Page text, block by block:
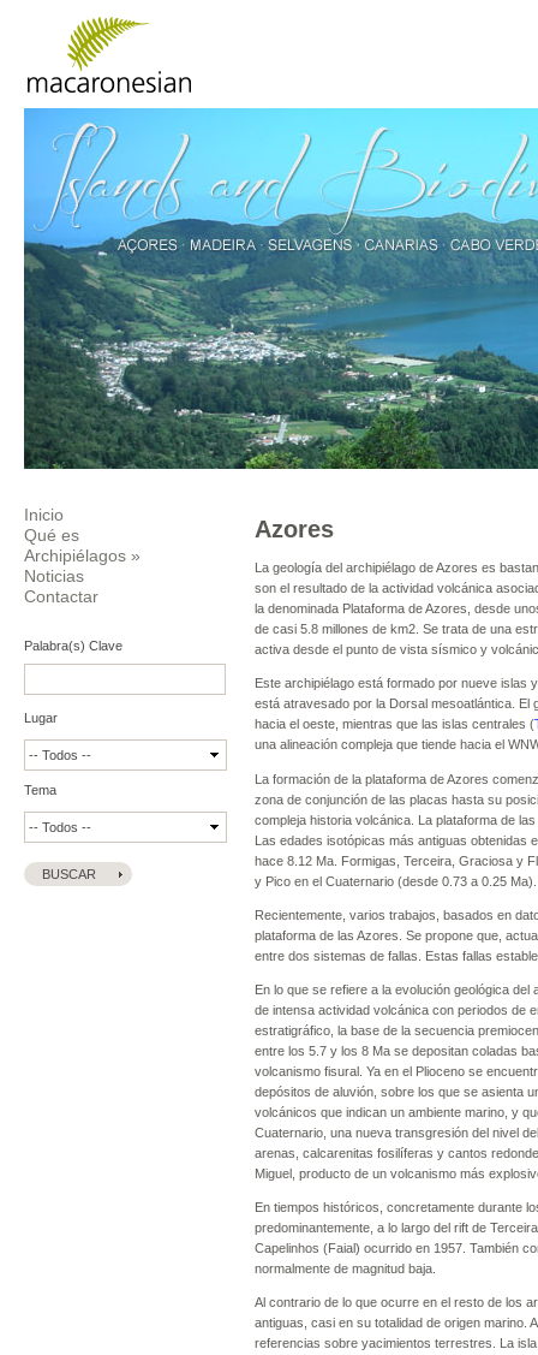
Inicio
Qué es
Archipiélagos »
Noticias
Contactar
Palabra(s) Clave
Lugar
Tema
Azores
La geología del archipiélago de Azores es
son el resultado de la actividad volcánica
la denominada Plataforma de Azores, desde
de casi 5.8 millones de km2. Se trata de una
activa desde el punto de vista sísmico y
Este archipiélago está formado por nueve
está atravesado por la Dorsal mesoatlántica. El
hacia el oeste, mientras que las islas centrales (
una alineación compleja que tiende hacia el
La formación de la plataforma de Azores
zona de conjunción de las placas hasta su
compleja historia volcánica. La plataforma de
Las edades isotópicas más antiguas obtenidas
hace 8.12 Ma. Formigas, Terceira, Graciosa y
y Pico en el Cuaternario (desde 0.73 a 0.25
Recientemente, varios trabajos, basados en
plataforma de las Azores. Se propone que,
entre dos sistemas de fallas. Estas fallas
En lo que se refiere a la evolución geológica
de intensa actividad volcánica con periodos de
estratigráfico, la base de la secuencia
entre los 5.7 y los 8 Ma se depositan coladas
volcanismo fisural. Ya en el Plioceno se
depósitos de aluvión, sobre los que se asienta
volcánicos que indican un ambiente marino, y
Cuaternario, una nueva transgresión del nivel
arenas, calcarenitas fosilíferas y cantos
Miguel, producto de un volcanismo más
En tiempos históricos, concretamente durante
predominantemente, a lo largo del rift de
Capelinhos (Faial) ocurrido en 1957. También
normalmente de magnitud baja.
Al contrario de lo que ocurre en el resto de los
antiguas, casi en su totalidad de origen marino.
referencias sobre yacimientos terrestres. La